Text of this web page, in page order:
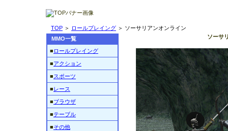
TOP ＞ ロールプレイング ＞ ソーサリアンオンライン
MMO一覧
■ ロールプレイング
■アクション
■スポーツ
■レース
■ブラウザ
■テーブル
■その他
ソーサ